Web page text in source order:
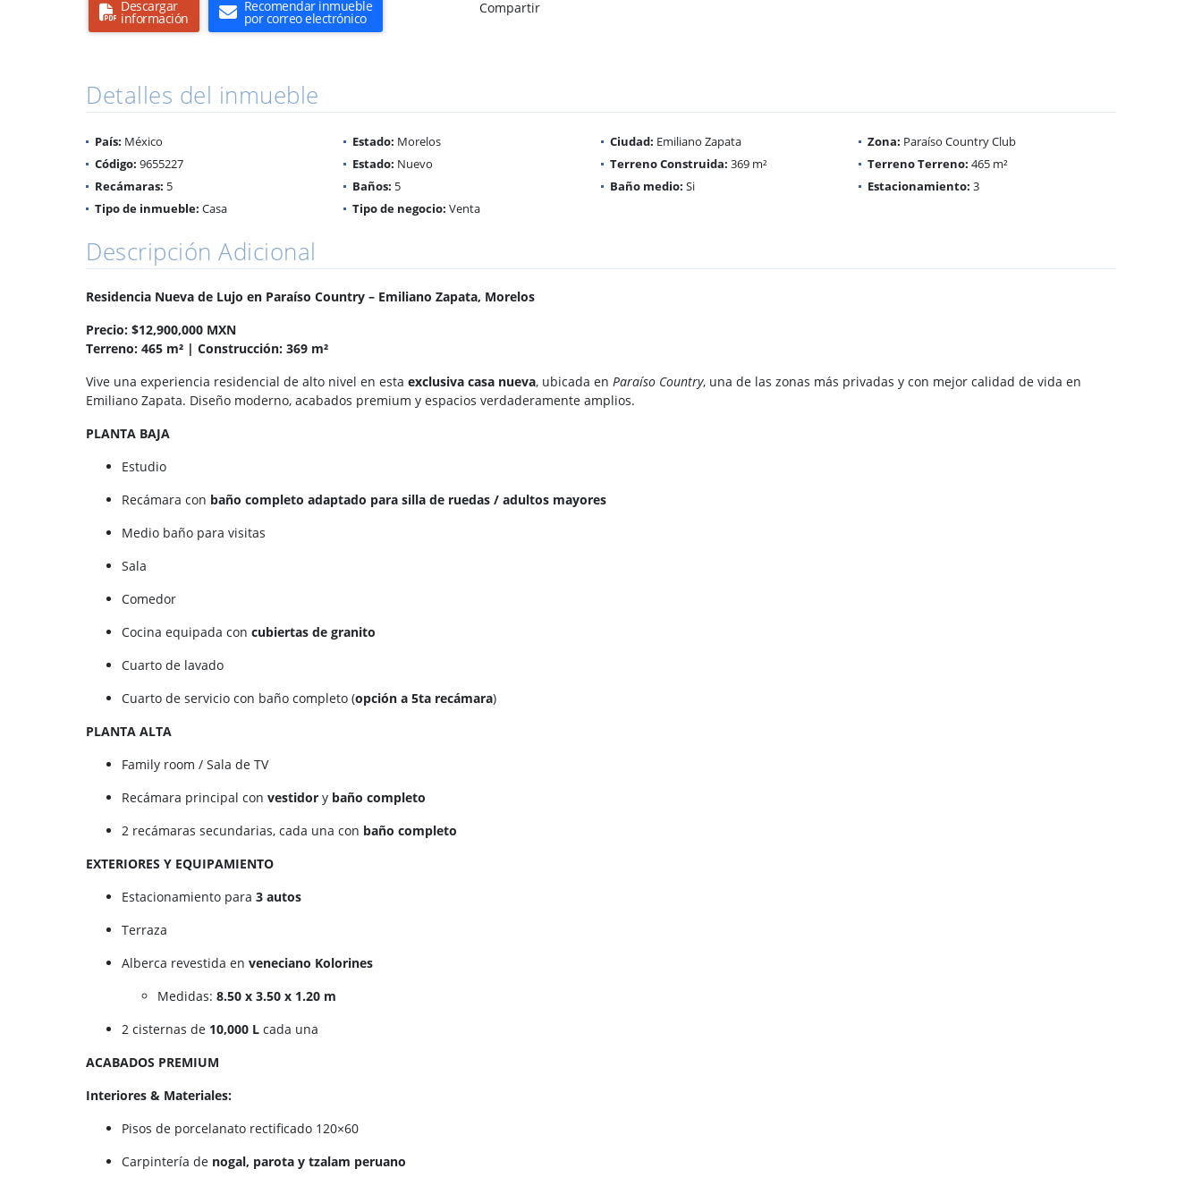
Descargar
información
Recomendar inmueble
por correo electrónico
Compartir
Detalles del inmueble
País: México Estado: Morelos Ciudad: Emiliano Zapata Zona: Paraíso Country Club
Código: 9655227 Estado: Nuevo Terreno Construida: 369 m² Terreno Terreno: 465 m²
Recámaras: 5 Baños: 5 Baño medio: Si Estacionamiento: 3
Tipo de inmueble: Casa Tipo de negocio: Venta
Descripción Adicional
Residencia Nueva de Lujo en Paraíso Country – Emiliano Zapata, Morelos
Precio: $12,900,000 MXN
Terreno: 465 m² | Construcción: 369 m²
Vive una experiencia residencial de alto nivel en esta exclusiva casa nueva, ubicada en Paraíso Country, una de las zonas más privadas y con mejor calidad de vida en
Emiliano Zapata. Diseño moderno, acabados premium y espacios verdaderamente amplios.
PLANTA BAJA
Estudio
Recámara con baño completo adaptado para silla de ruedas / adultos mayores
Medio baño para visitas
Sala
Comedor
Cocina equipada con cubiertas de granito
Cuarto de lavado
Cuarto de servicio con baño completo (opción a 5ta recámara)
PLANTA ALTA
Family room / Sala de TV
Recámara principal con vestidor y baño completo
2 recámaras secundarias, cada una con baño completo
EXTERIORES Y EQUIPAMIENTO
Estacionamiento para 3 autos
Terraza
Alberca revestida en veneciano Kolorines
Medidas: 8.50 x 3.50 x 1.20 m
2 cisternas de 10,000 L cada una
ACABADOS PREMIUM
Interiores & Materiales:
Pisos de porcelanato rectificado 120×60
Carpintería de nogal, parota y tzalam peruano